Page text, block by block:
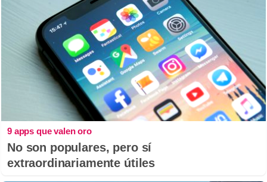
9 apps que valen oro
No son populares, pero sí
extraordinariamente útiles